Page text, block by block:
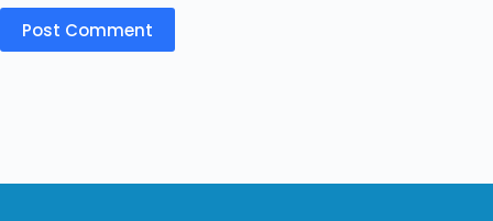
Post Comment